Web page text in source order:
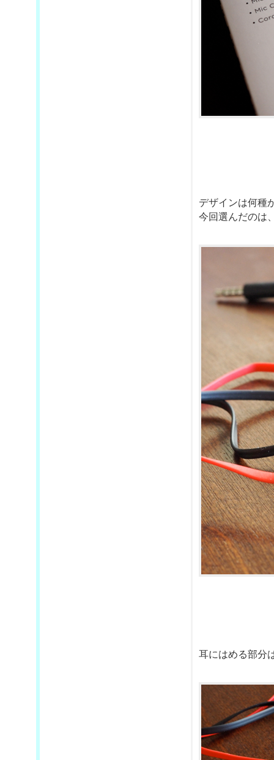
デザインは何種
今回選んだのは
耳にはめる部分